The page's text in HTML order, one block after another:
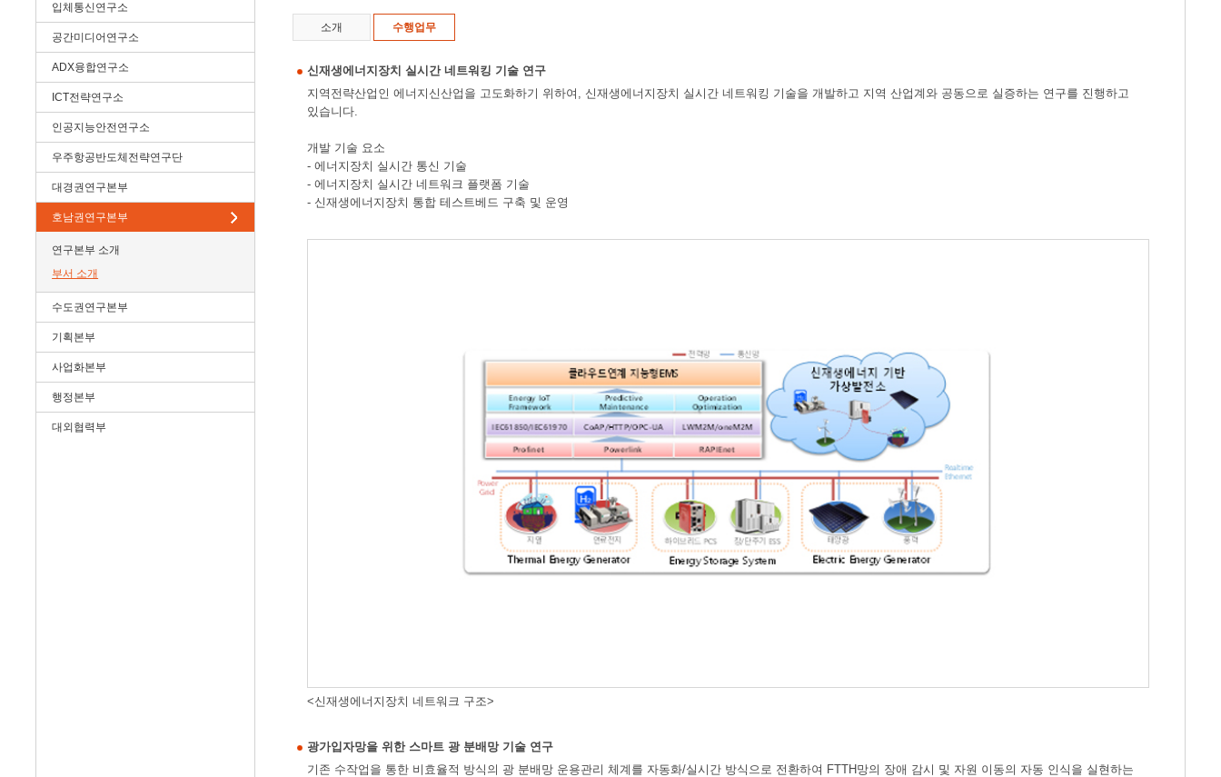
입체통신연구소
공간미디어연구소
ADX융합연구소
ICT전략연구소
인공지능안전연구소
우주항공반도체전략연구단
대경권연구본부
호남권연구본부
연구본부 소개
부서 소개
수도권연구본부
기획본부
사업화본부
행정본부
대외협력부
소개 수행업무
신재생에너지장치 실시간 네트워킹 기술 연구
지역전략산업인 에너지신산업을 고도화하기 위하여, 신재생에너지장치 실시간 네트워킹 기술을 개발하고 지역 산업계와 공동으로 실증하는 연구를 진행하고
있습니다.
개발 기술 요소
- 에너지장치 실시간 통신 기술
- 에너지장치 실시간 네트워크 플랫폼 기술
- 신재생에너지장치 통합 테스트베드 구축 및 운영
<신재생에너지장치 네트워크 구조>
광가입자망을 위한 스마트 광 분배망 기술 연구
기존 수작업을 통한 비효율적 방식의 광 분배망 운용관리 체계를 자동화/실시간 방식으로 전환하여 FTTH망의 장애 감시 및 자원 이동의 자동 인식을 실현하는